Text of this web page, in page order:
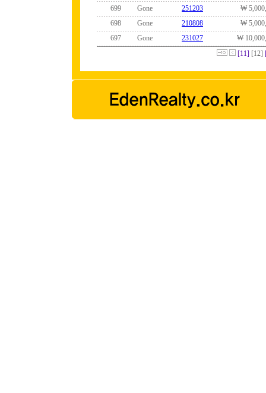
699
Gone 251203
₩
698
Gone 210808
₩
697
Gone 231027
₩
[11] [12]